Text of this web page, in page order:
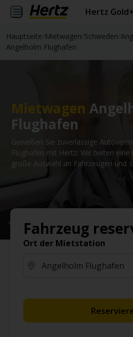
Hertz Gold+
Hauptseite Mietwagen Schweden
Angelholm Flughafen
Mietwagen
Flughafen
Genießen Sie zuverlässige
Flughafen mit Hertz. Wir bieten
große Auswahl an Fahrzeugen und
Fahrzeug
Ort der Mietstation